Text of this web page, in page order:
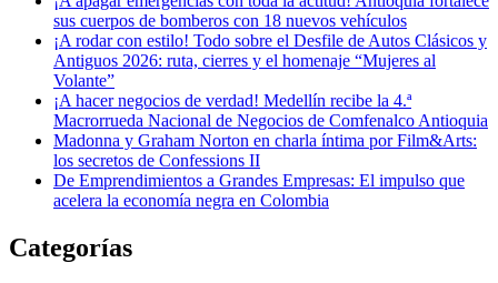
sus cuerpos de bomberos con 18 nuevos vehículos
¡A rodar con estilo! Todo sobre el Desfile de Autos Clásicos y
Antiguos 2026: ruta, cierres y el homenaje “Mujeres al
Volante”
¡A hacer negocios de verdad! Medellín recibe la 4.ª
Macrorrueda Nacional de Negocios de Comfenalco Antioquia
Madonna y Graham Norton en charla íntima por Film&Arts:
los secretos de Confessions II
De Emprendimientos a Grandes Empresas: El impulso que
acelera la economía negra en Colombia
Categorías